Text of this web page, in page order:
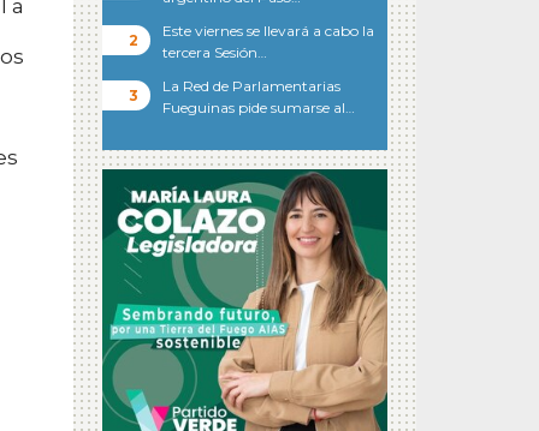
a
Este viernes se llevará a cabo la
tercera Sesión…
La Red de Parlamentarias
Fueguinas pide sumarse al…